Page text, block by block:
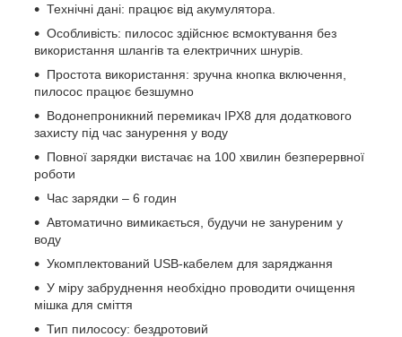
Технічні дані: працює від акумулятора.
Особливість: пилосос здійснює всмоктування без
використання шлангів та електричних шнурів.
Простота використання: зручна кнопка включення,
пилосос працює безшумно
Водонепроникний перемикач IPX8 для додаткового
захисту під час занурення у воду
Повної зарядки вистачає на 100 хвилин безперервної
роботи
Час зарядки – 6 годин
Автоматично вимикається, будучи не зануреним у
воду
Укомплектований USB-кабелем для заряджання
У міру забруднення необхідно проводити очищення
мішка для сміття
Тип пилососу: бездротовий